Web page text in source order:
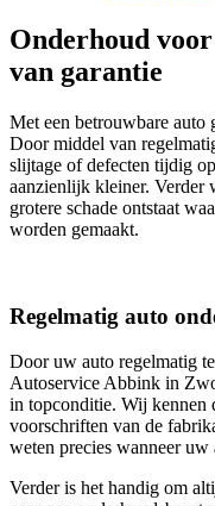
Onderhoud
van garantie
Met een betrouwbare auto
Door middel van
slijtage of defecten tijdig
aanzienlijk kleiner. Verder
grotere schade ontstaat
worden gemaakt.
Regelmatig auto
Door uw auto regelmatig
Autoservice Abbink in
in topconditie. Wij kennen
voorschriften van de
weten precies wanneer
Verder is het handig om